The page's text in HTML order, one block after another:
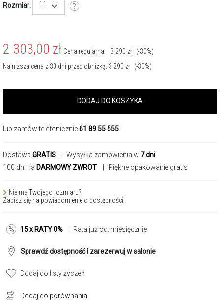
Rozmiar: 11
2 303,00 zł Cena regularna: 3 290zł
(-30%)
Najniższa cena z 30 dni przed obniżką: 3 290zł (-30%)
DODAJ DO KOSZYKA
lub zamów telefonicznie61 89 55 555
Dostawa GRATIS | Wysyłka zamówienia w 7 dni
100 dni na DARMOWY ZWROT | Piękne opakowanie gratis
Nie ma Twojego rozmiaru?
Zapisz się na powiadomienie o dostępności:
15 x RATY 0% | Rata już od: miesięcznie
Sprawdź dostępność i zarezerwuj w salonie
Dodaj do listy życzeń
Dodaj do porównania